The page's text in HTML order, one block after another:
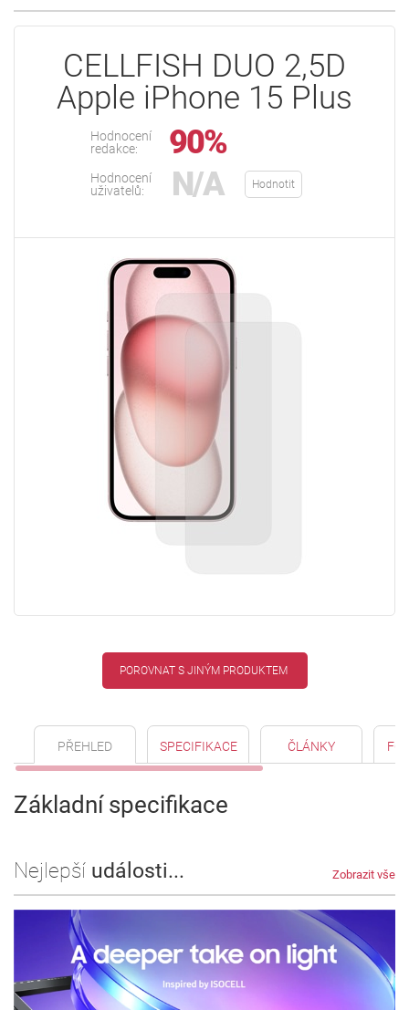
CELLFISH DUO 2,5D
Apple iPhone 15 Plus
Hodnocení
redakce:
90%
Hodnocení
uživatelů:
N/A Hodnotit
POROVNAT S JINÝM PRODUKTEM
PŘEHLED SPECIFIKACE ČLÁNKY
Základní specifikace
Nejlepší události... Zobrazit vše